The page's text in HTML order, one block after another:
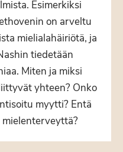
Esimerkiksi
on arveltu
mielialahäiriötä, ja
tiedetään
Miten ja miksi
yhteen? Onko
myytti? Entä